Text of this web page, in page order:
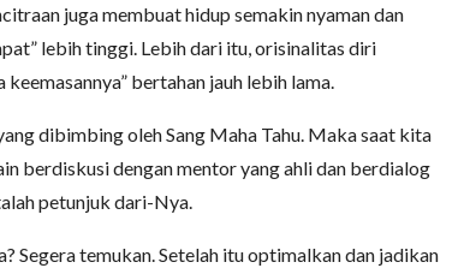
juga membuat hidup semakin nyaman dan
lebih tinggi. Lebih dari itu, orisinalitas diri
bertahan jauh lebih lama.
dibimbing oleh Sang Maha Tahu. Maka saat kita
berdiskusi dengan mentor yang ahli dan berdialog
petunjuk dari-Nya.
Segera temukan. Setelah itu optimalkan dan jadikan